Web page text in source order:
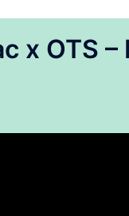
x OTS –